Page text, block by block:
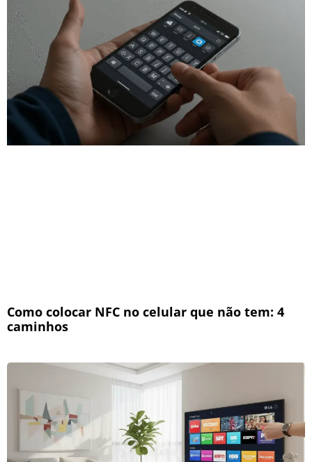
Como colocar NFC no celular que não tem: 4
caminhos